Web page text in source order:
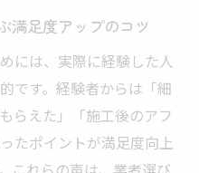
満足度アップのコツ
には、実際に経験した人
です。経験者からは「細
らえた」「施工後のアフ
たポイントが満足度向上